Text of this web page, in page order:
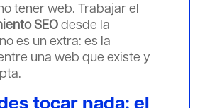
tener web. Trabajar el
SEOdesde la
es un extra: es la
una web que existe y
tocar nada: el